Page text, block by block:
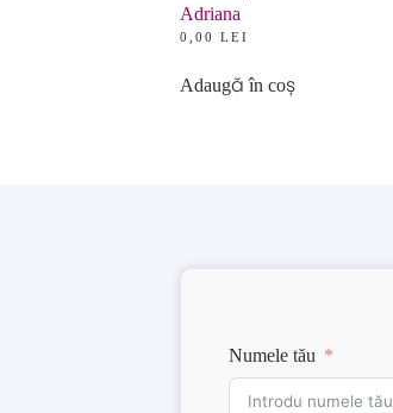
Adriana
0,00 LEI
Adaugă în coș
Numele tău